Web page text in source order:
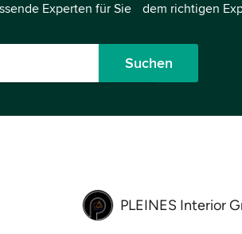
Experten für Sie
dem richtigen
Suchen
PLEINES Interior